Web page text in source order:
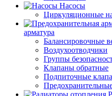
Насосы
Циркуляционные
арматура
Балансировочные
Воздухоотводчики
Группы
Клапаны обратные
Подпиточные